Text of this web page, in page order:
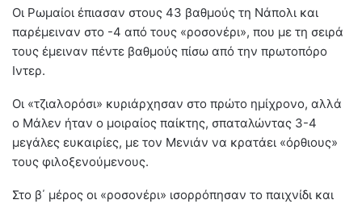
Oι Ρωμαίοι έπιασαν στους 43 βαθμούς τη Νάπολι και
παρέμειναν στο -4 από τους «ροσονέρι», που με τη σειρά
τους έμειναν πέντε βαθμούς πίσω από την πρωτοπόρο
Ιντερ.
Οι «τζιαλορόσι» κυριάρχησαν στο πρώτο ημίχρονο, αλλά
ο Μάλεν ήταν ο μοιραίος παίκτης, σπαταλώντας 3-4
μεγάλες ευκαιρίες, με τον Μενιάν να κρατάει «όρθιους»
τους φιλοξενούμενους.
Στο β΄ μέρος οι «ροσονέρι» ισορρόπησαν το παιχνίδι και